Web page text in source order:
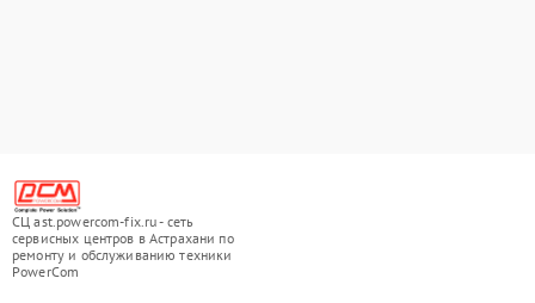
СЦ ast.powercom-fix.ru - сеть
сервисных центров в Астрахани по
ремонту и обслуживанию техники
PowerCom